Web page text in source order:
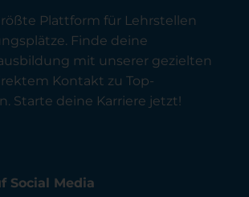
Plattform für Lehrstellen
Finde deine
mit unserer gezielten
Kontakt zu Top-
Starte deine Karriere jetzt!
Social Media